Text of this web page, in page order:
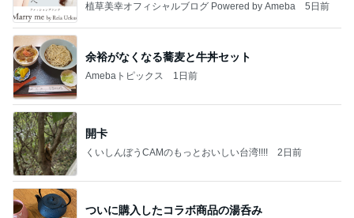
植草美幸オフィシャルブログ Powered by Ameba 5日前
余裕がなくなる蕎麦と牛丼セット
Amebaトピックス 1日前
開卡
くいしんぼうCAMのもっとおいしい台湾!!!! 2日前
ついに購入したコラボ商品の湯呑み